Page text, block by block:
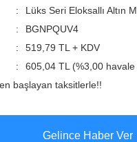
Lüks Seri Eloksallı Altın
BGNPQUV4
519,79 TL + KDV
605,04 TL (%3,00 havale
başlayan taksitlerle!!
Gelince Haber Ver